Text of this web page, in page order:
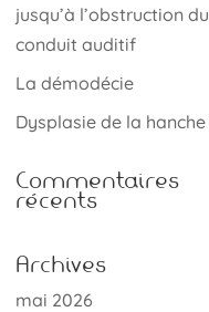
jusqu’à l’obstruction du
conduit auditif
La démodécie
Dysplasie de la hanche
Commentaires
récents
Archives
mai 2026